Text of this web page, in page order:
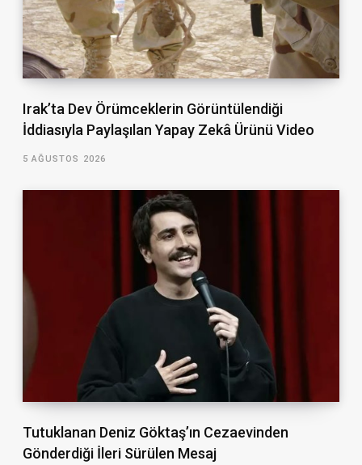
Irak’ta Dev Örümceklerin Görüntülendiği
İddiasıyla Paylaşılan Yapay Zekâ Ürünü Video
5 AĞUSTOS 2026
Tutuklanan Deniz Göktaş’ın Cezaevinden
Gönderdiği İleri Sürülen Mesaj